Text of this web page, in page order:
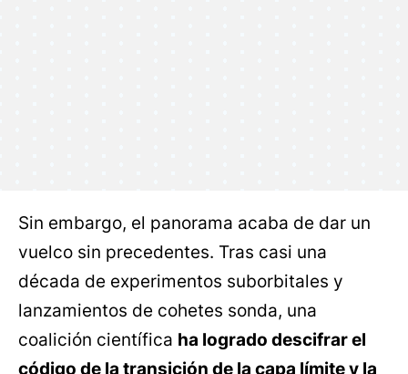
Sin embargo, el panorama acaba de dar un
vuelco sin precedentes. Tras casi una
década de experimentos suborbitales y
lanzamientos de cohetes sonda, una
coalición científica ha logrado descifrar el
código de la transición de la capa límite y la